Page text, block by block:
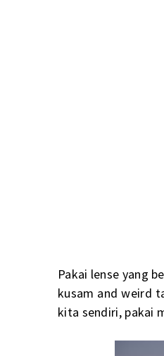
Pakai lense yang
kusam and weird
kita sendiri, pakai